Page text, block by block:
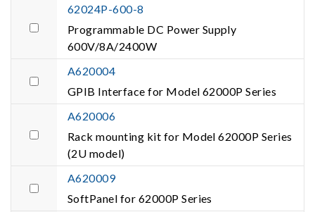
62024P-600-8
Programmable DC Power Supply
600V/8A/2400W
A620004
GPIB Interface for Model 62000P Series
A620006
Rack mounting kit for Model 62000P Series
(2U model)
A620009
SoftPanel for 62000P Series